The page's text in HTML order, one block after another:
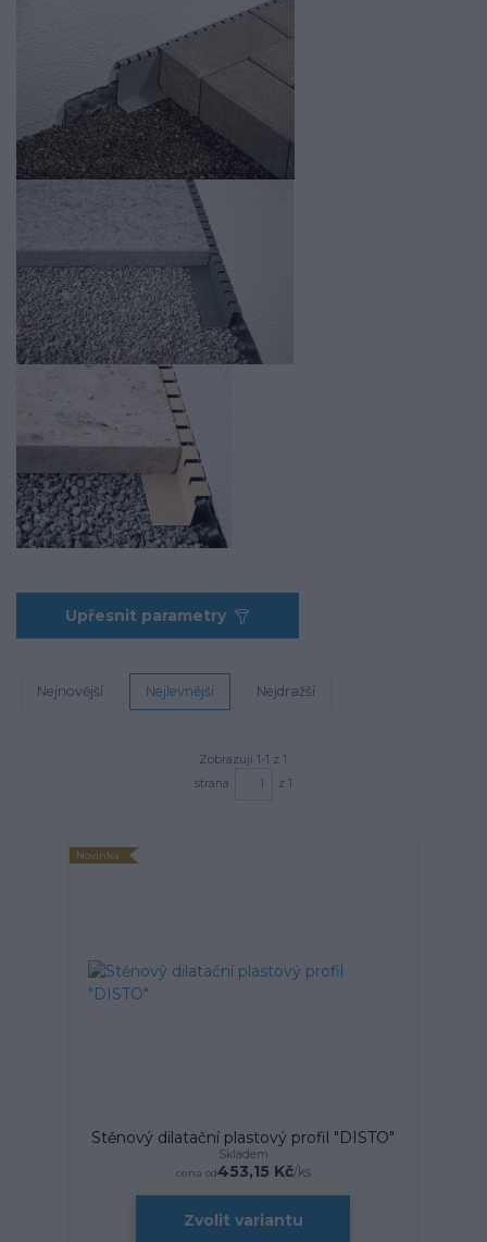
Upřesnit parametry
Nejnovější Nejlevnější Nejdražší
Zobrazuji 1-1 z 1
strana
z 1
Novinka
Stěnový dilatační plastový profil "DISTO"
cena od453,15 Kč/ks
Skladem
Zvolit variantu